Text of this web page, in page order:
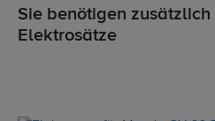
Sie benötigen
Elektrosätze